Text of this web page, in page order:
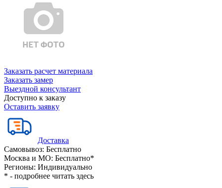
Заказать расчет материала
Заказать замер
Выездной консультант
Доступно к заказу
Оставить заявку
Доставка
Самовывоз: Бесплатно
Москва и МО: Бесплатно*
Регионы: Индивидуально
* - подробнее читать здесь